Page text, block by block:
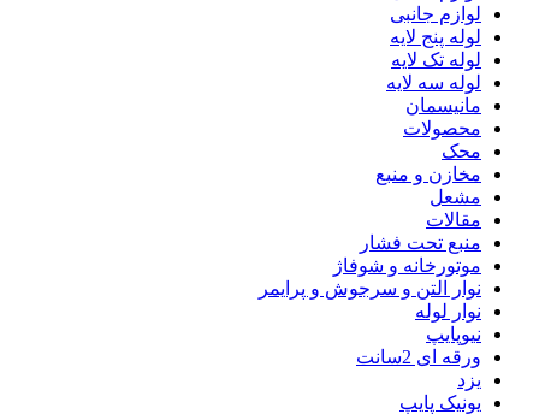
لوازم جانبی
لوله پنج لایه
لوله تک لایه
لوله سه لایه
مانیسمان
محصولات
محک
مخازن و منبع
مشعل
مقالات
منبع تحت فشار
موتورخانه و شوفاژ
نوار التن و سرجوش و پرایمر
نوار لوله
نیوپایپ
ورقه ای 2سانت
یزد
یونیک پایپ